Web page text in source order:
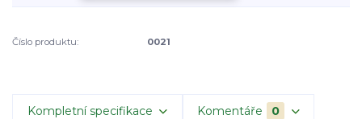
Číslo produktu: 0021
Kompletní specifikace Komentáře 0